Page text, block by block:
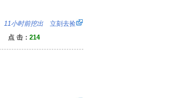
11小时前挖出 立刻去捡
点 击： 214